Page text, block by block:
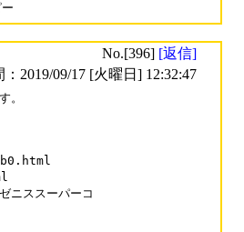
No.[396] [返信]
2019/09/17 [火曜日] 12:32:47
。
b0.html
ススーパーコ